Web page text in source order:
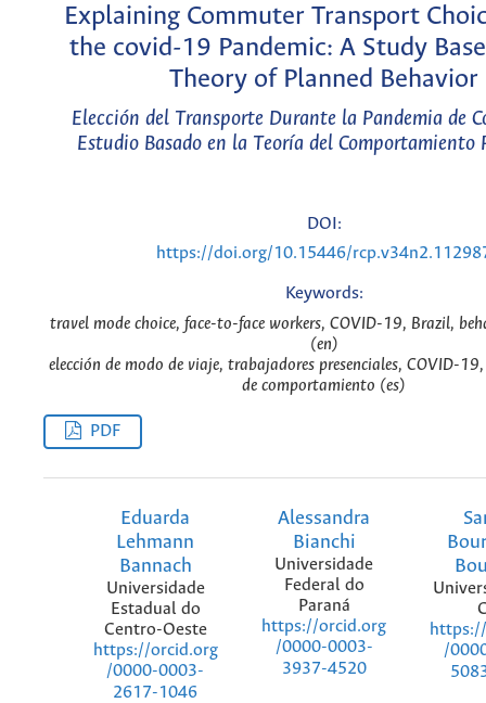
Explaining Commuter Transport
the covid-19 Pandemic: A Study
Theory of Planned Behavior
Elección del Transporte Durante la Pandemia de
Estudio Basado en la Teoría del Comportamiento
DOI:
https://doi.org/10.15446/
Keywords:
travel mode choice, face-to-face workers, COVID-19, Brazil,
(en)
elección de modo de viaje, trabajadores presenciales, COVID-
de comportamiento (es)
PDF
Eduarda
Lehmann
Bannach
Universidade
Estadual do
Centro-Oeste
https://orcid.org
/0000-0003-
2617-1046
Alessandra
Bianchi
Universidade
Federal do
Paraná
https://orcid.org
/0000-0003-
3937-4520
/